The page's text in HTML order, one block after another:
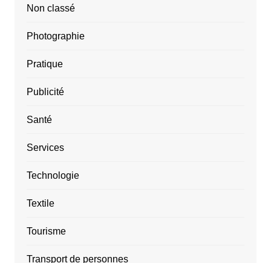
Non classé
Photographie
Pratique
Publicité
Santé
Services
Technologie
Textile
Tourisme
Transport de personnes